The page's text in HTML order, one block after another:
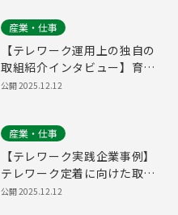
産業・仕事
【テレワーク運用上の独自の
取組紹介インタビュー】育
児・介護との両立のためのテ
公開2025.12.12
産業・仕事
【テレワーク実践企業事例】
テレワーク定着に向けた取
組・社員の声から見る取組･企
公開2025.12.12